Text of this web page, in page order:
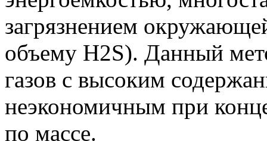
загрязнением
объему H2S). Данный
газов с высоким
неэкономичным при
по массе.